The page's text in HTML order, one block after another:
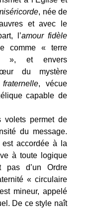
, née de
et avec le
l’amour fidèle
comme « terre
», et envers
du mystère
, vécue
capable de
volets permet de
du message.
est accordée à la
à toute logique
pas d’un Ordre
« circulaire
mineur, appelé
De ce style naît